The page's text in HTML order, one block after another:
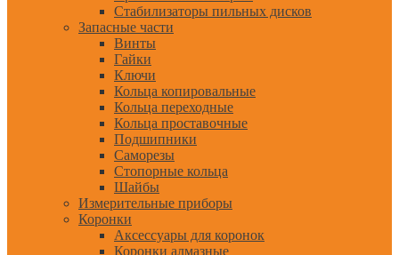
Стабилизаторы пильных дисков
Запасные части
Винты
Гайки
Ключи
Кольца копировальные
Кольца переходные
Кольца проставочные
Подшипники
Саморезы
Стопорные кольца
Шайбы
Измерительные приборы
Коронки
Аксессуары для коронок
Коронки алмазные